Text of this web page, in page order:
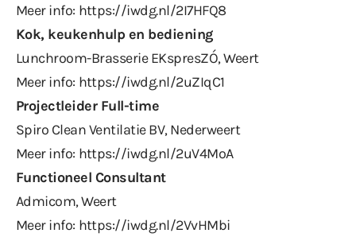
Meer info: https://iwdg.nl/2I7HFQ8
Kok, keukenhulp en bediening
Lunchroom-Brasserie EKspresZÓ, Weert
Meer info: https://iwdg.nl/2uZIqC1
Projectleider Full-time
Spiro Clean Ventilatie BV, Nederweert
Meer info: https://iwdg.nl/2uV4MoA
Functioneel Consultant
Admicom, Weert
Meer info: https://iwdg.nl/2VvHMbi